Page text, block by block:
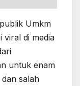
Umkm
viral di media
untuk enam
salah